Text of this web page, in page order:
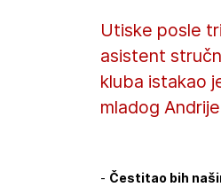
Utiske posle
asistent
kluba istakao
mladog
- Čestitao bih